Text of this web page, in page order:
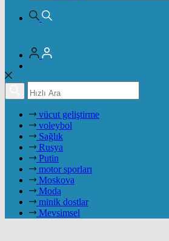
vücut geliştirme
voleybol
Sağlık
Rusya
Putin
motor sporları
Moskova
Moda
minik dostlar
Mevsimsel